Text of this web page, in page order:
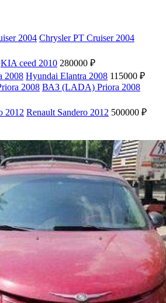
Chrysler PT Cruiser 2004
KIA ceed 2010 280000 ₽
Hyundai Elantra 2008 115000 ₽
ВАЗ (LADA) Priora 2008
Renault Sandero 2012 500000 ₽